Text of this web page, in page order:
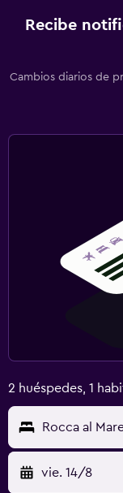
Recibe
Cambios diarios de
2 huéspedes, 1
Rocca al
vie. 14/8